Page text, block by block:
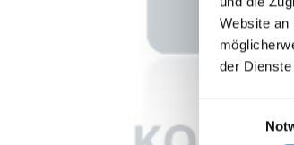
Website an
der